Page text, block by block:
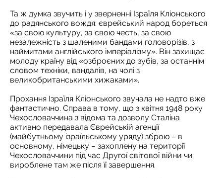
Та ж думка звучить і у зверненні Ізраїля Кліонського
до радянського вождя: єврейський народ бореться
«за свою культуру, за свою честь, за свою
незалежність з шаленими бандами головорізів, з
наймитами англійського імперіалізму». Він захищає
молоду країну від «озброєних до зубів, за останнім
словом техніки, вандалів, на чолі з
великобританськими хижаками».
Прохання Ізраїля Кліонського звучала не надто вже
фантастично. Справа в тому, що з квітня 1948 року
Чехословаччина з відома та дозволу Сталіна
активно передавала Єврейській агенції
(майбутньому ізраїльському уряду) зброю – в
основному, німецьку – захоплену на території
Чехословаччини під час Другої світової війни чи
вироблене там же після її завершення.